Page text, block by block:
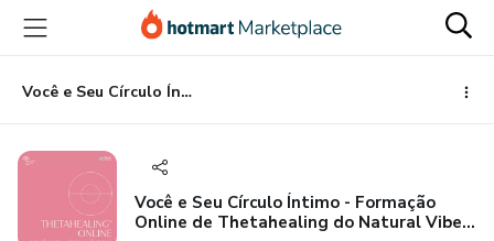
para
conteúdo
principal
para
pagamento
para
rodapé
Você e Seu Círculo Íntimo - Formação Online de Thetahealing do Natural Vibe 2021
Você e Seu Círculo Íntimo - Formação
Online de Thetahealing do Natural Vibe